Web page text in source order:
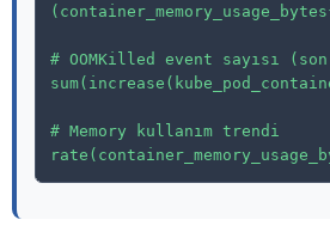
# OOMKilled event sayısı
# Memory kullanım trendi